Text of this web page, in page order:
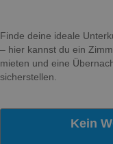
Finde deine ideale
– hier kannst du ein
mieten und eine
sicherstellen.
Kein